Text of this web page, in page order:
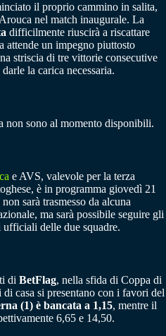
il proprio cammino in salita,
nel match inaugurale. La
difficilmente riuscirà a riscattare
attende un impegno piuttosto
striscia di tre vittorie consecutive
la carica necessaria.
sono al momento disponibili.
e AVS, valevole per la terza
è in programma giovedì 21
sarà trasmesso da alcuna
ma sarà possibile seguire gli
delle due squadre.
di BetFlag, nella sfida di Coppa di
casa si presentano con i favori del
(1) è bancata a 1,15, mentre il
6,65 e 14,50.